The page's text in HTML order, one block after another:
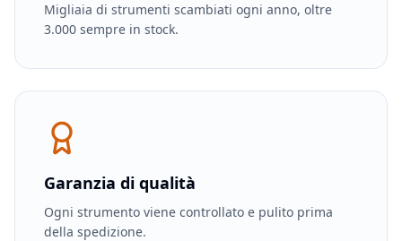
Migliaia di strumenti scambiati ogni anno, oltre
3.000 sempre in stock.
Garanzia di qualità
Ogni strumento viene controllato e pulito prima
della spedizione.